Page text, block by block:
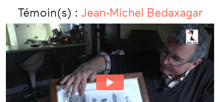
Témoin(s) : Jean-Michel Bedaxagar